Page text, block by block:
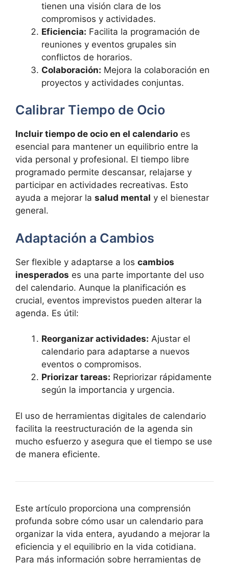
tienen una visión clara de los
compromisos y actividades.
Eficiencia: Facilita la programación de
reuniones y eventos grupales sin
conflictos de horarios.
Colaboración: Mejora la colaboración en
proyectos y actividades conjuntas.
Calibrar Tiempo de Ocio
Incluir tiempo de ocio en el calendario es
esencial para mantener un equilibrio entre la
vida personal y profesional. El tiempo libre
programado permite descansar, relajarse y
participar en actividades recreativas. Esto
ayuda a mejorar la salud mental y el bienestar
general.
Adaptación a Cambios
Ser flexible y adaptarse a los cambios
inesperados es una parte importante del uso
del calendario. Aunque la planificación es
crucial, eventos imprevistos pueden alterar la
agenda. Es útil:
Reorganizar actividades: Ajustar el
calendario para adaptarse a nuevos
eventos o compromisos.
Priorizar tareas: Repriorizar rápidamente
según la importancia y urgencia.
El uso de herramientas digitales de calendario
facilita la reestructuración de la agenda sin
mucho esfuerzo y asegura que el tiempo se use
de manera eficiente.
Este artículo proporciona una comprensión
profunda sobre cómo usar un calendario para
organizar la vida entera, ayudando a mejorar la
eficiencia y el equilibrio en la vida cotidiana.
Para más información sobre herramientas de